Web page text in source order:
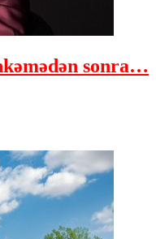
sonra…